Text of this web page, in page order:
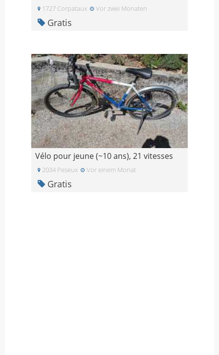
1727 Corpataux Vor zwei Monaten
Gratis
Vélo pour jeune (~10 ans), 21 vitesses
2034 Peseux Vor einem Monat
Gratis